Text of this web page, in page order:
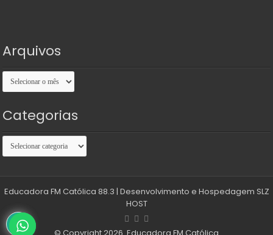
Arquivos
Arquivos
Categorias
Categorias
Educadora FM Católica 88.3 | Desenvolvimento e Hospedagem SLZ
HOST